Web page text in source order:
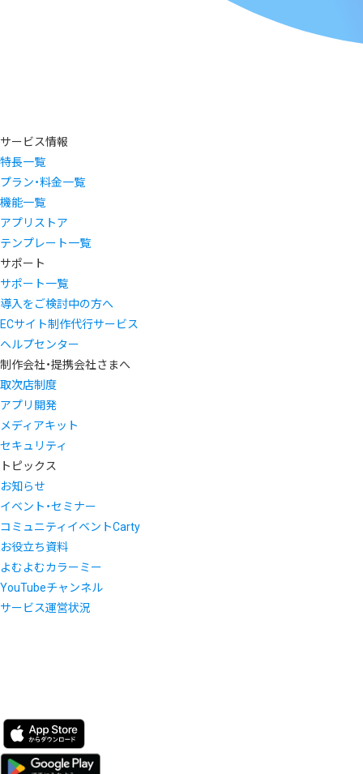
サービス情報
特長一覧
プラン・料金一覧
機能一覧
アプリストア
テンプレート一覧
サポート
サポート一覧
導入をご検討中の方へ
ECサイト制作代行サービス
ヘルプセンター
制作会社・提携会社さまへ
取次店制度
アプリ開発
メディアキット
セキュリティ
トピックス
お知らせ
イベント・セミナー
コミュニティイベントCarty
お役立ち資料
よむよむカラーミー
YouTubeチャンネル
サービス運営状況